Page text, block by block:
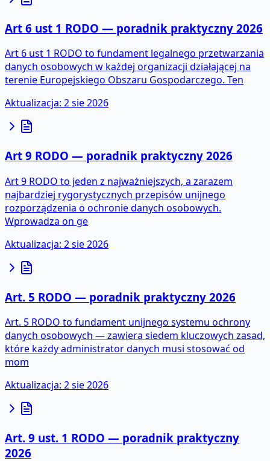
Art 6 ust 1 RODO — poradnik praktyczny 2026
Art 6 ust 1 RODO to fundament legalnego przetwarzania
danych osobowych w każdej organizacji działającej na
terenie Europejskiego Obszaru Gospodarczego. Ten
Aktualizacja: 2 sie 2026
Art 9 RODO — poradnik praktyczny 2026
Art 9 RODO to jeden z najważniejszych, a zarazem
najbardziej rygorystycznych przepisów unijnego
rozporządzenia o ochronie danych osobowych.
Wprowadza on ge
Aktualizacja: 2 sie 2026
Art. 5 RODO — poradnik praktyczny 2026
Art. 5 RODO to fundament unijnego systemu ochrony
danych osobowych — zawiera siedem kluczowych zasad,
które każdy administrator danych musi stosować od
mom
Aktualizacja: 2 sie 2026
Art. 9 ust. 1 RODO — poradnik praktyczny
2026